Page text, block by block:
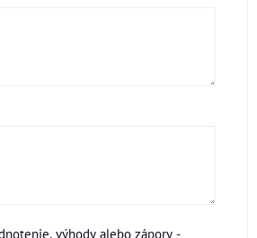
výhody alebo zápory -